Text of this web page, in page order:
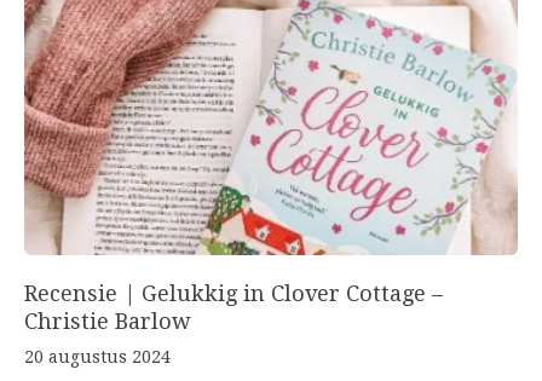
Recensie | Gelukkig in Clover Cottage –
Christie Barlow
20 augustus 2024